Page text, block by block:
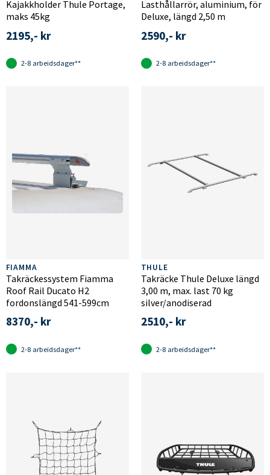
Kajakkholder Thule Portage,
maks 45kg
2195,- kr
2-8 arbeidsdager**
Lasthållarrör, aluminium, för
Deluxe, längd 2,50 m
2590,- kr
2-8 arbeidsdager**
FIAMMA
Takräckessystem Fiamma
Roof Rail Ducato H2
fordonslängd 541-599cm
8370,- kr
2-8 arbeidsdager**
THULE
Takräcke Thule Deluxe längd
3,00 m, max. last 70 kg
silver/anodiserad
2510,- kr
2-8 arbeidsdager**